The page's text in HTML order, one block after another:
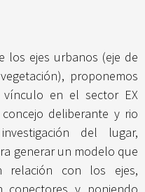
los ejes urbanos (eje de
proponemos
vínculo en el sector EX
concejo deliberante y rio
del lugar,
generar un modelo que
relación con los ejes,